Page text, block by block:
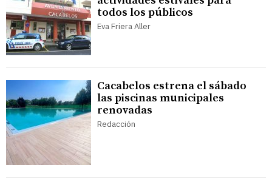
todos los públicos
Eva Friera Aller
Cacabelos estrena el sábado
las piscinas municipales
renovadas
Redacción